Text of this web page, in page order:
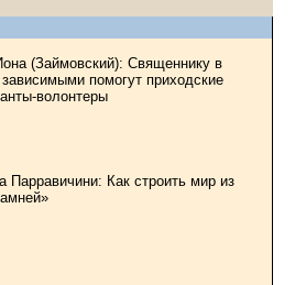
(Займовский): Священнику в
помогут приходские
волонтеры
Парравичини: Как строить мир из